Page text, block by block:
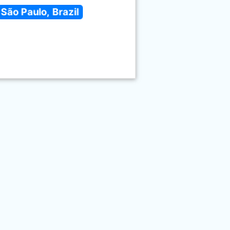
São Paulo, Brazil